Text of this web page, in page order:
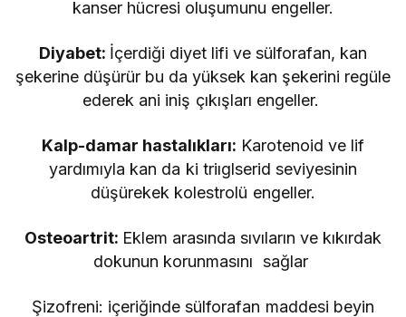
kanser hücresi oluşumunu engeller.
Diyabet: İçerdiği diyet lifi ve sülforafan, kan
şekerine düşürür bu da yüksek kan şekerini regüle
ederek ani iniş çıkışları engeller.
Kalp-damar hastalıkları: Karotenoid ve lif
yardımıyla kan da ki triıglserid seviyesinin
düşürekek kolestrolü engeller.
Osteoartrit: Eklem arasında sıvıların ve kıkırdak
dokunun korunmasını sağlar
Şizofreni: içeriğinde sülforafan maddesi beyin